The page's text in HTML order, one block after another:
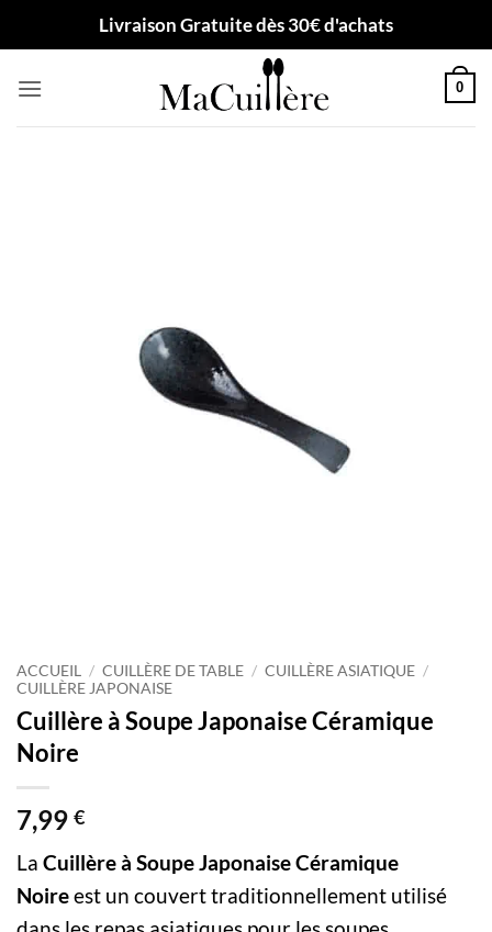
Livraison Gratuite dès 30€ d'achats
0
ACCUEIL / CUILLÈRE DE TABLE / CUILLÈRE ASIATIQUE /
CUILLÈRE JAPONAISE
Cuillère à Soupe Japonaise Céramique
Noire
7,99 €
La Cuillère à Soupe Japonaise Céramique
Noireest un couvert traditionnellement utilisé